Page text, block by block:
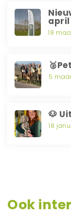
april
18
5
🐶
18
Ook